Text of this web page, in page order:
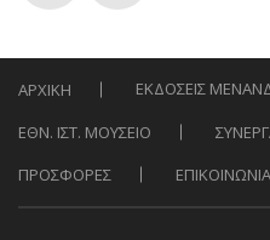
ΑΡΧΙΚΗ ΕΚΔΟΣΕΙΣ
ΕΘΝ. ΙΣΤ. ΜΟΥΣΕΙΟ
ΠΡΟΣΦΟΡΕΣ
ΕΠΙΚΟΙΝΩΝΙΑ